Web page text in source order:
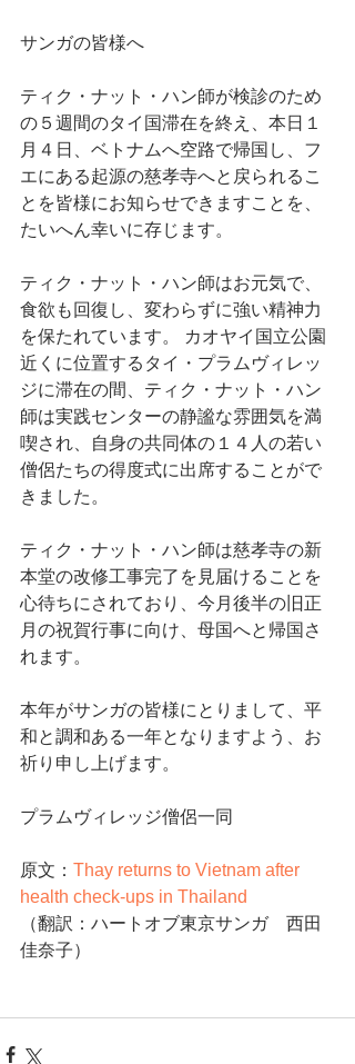
サンガの皆様へ
ティク・ナット・ハン師が検診のため
の５週間のタイ国滞在を終え、本日１
月４日、ベトナムへ空路で帰国し、フ
エにある起源の慈孝寺へと戻られるこ
とを皆様にお知らせできますことを、
たいへん幸いに存じます。
ティク・ナット・ハン師はお元気で、
食欲も回復し、変わらずに強い精神力
を保たれています。 カオヤイ国立公園
近くに位置するタイ・プラムヴィレッ
ジに滞在の間、ティク・ナット・ハン
師は実践センターの静謐な雰囲気を満
喫され、自身の共同体の１４人の若い
僧侶たちの得度式に出席することがで
きました。
ティク・ナット・ハン師は慈孝寺の新
本堂の改修工事完了を見届けることを
心待ちにされており、今月後半の旧正
月の祝賀行事に向け、母国へと帰国さ
れます。
本年がサンガの皆様にとりまして、平
和と調和ある一年となりますよう、お
祈り申し上げます。
プラムヴィレッジ僧侶一同
原文： Thay returns to Vietnam after
health check-ups in Thailand
（翻訳：ハートオブ東京サンガ　西田
佳奈子）